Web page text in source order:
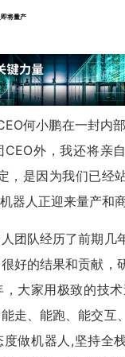
将量产
何小鹏在一封内
外，我还将亲
，是因为我们已经
人正迎来量产和
团队经历了前期几
好的结果和贡献，
大家用极致的技
走、能跑、能交互
做机器人,坚持全